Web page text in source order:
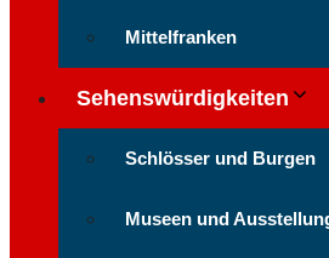
Mittelfranken
Sehenswürdigkeiten
Schlösser und Burgen
Museen und